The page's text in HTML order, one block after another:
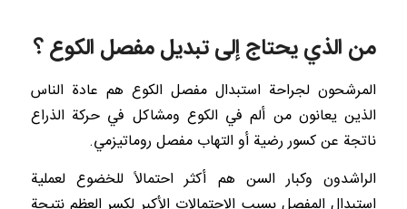
من الذي يحتاج إلى تبديل مفصل الكوع ؟
المرشحون لجراحة استبدال مفصل الكوع هم عادة الناس
الذين يعانون من ألم في الكوع ومشاكل في حركة الذراع
ناتجة عن كسور رضية أو التهاب مفصل روماتيزمي.
الراشدون وكبار السن هم أكثر احتمالاً للخضوع لعملية